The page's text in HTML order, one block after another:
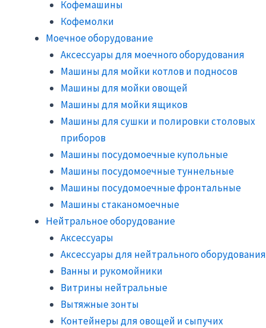
Кофемашины
Кофемолки
Моечное оборудование
Аксессуары для моечного оборудования
Машины для мойки котлов и подносов
Машины для мойки овощей
Машины для мойки ящиков
Машины для сушки и полировки столовых
приборов
Машины посудомоечные купольные
Машины посудомоечные туннельные
Машины посудомоечные фронтальные
Машины стаканомоечные
Нейтральное оборудование
Аксессуары
Аксессуары для нейтрального оборудования
Ванны и рукомойники
Витрины нейтральные
Вытяжные зонты
Контейнеры для овощей и сыпучих